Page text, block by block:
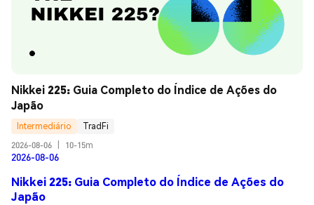
Nikkei 225: Guia Completo do Índice de Ações do
Japão
Intermediário
TradFi
2026-08-06
10-15m
2026-08-06
Nikkei 225: Guia Completo do Índice de Ações do
Japão